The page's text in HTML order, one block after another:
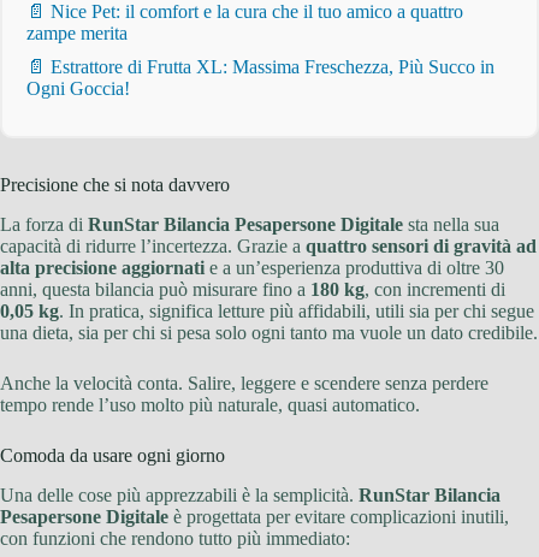
📄 Nice Pet: il comfort e la cura che il tuo amico a quattro
zampe merita
📄 Estrattore di Frutta XL: Massima Freschezza, Più Succo in
Ogni Goccia!
Precisione che si nota davvero
La forza di RunStar Bilancia Pesapersone Digitale sta nella sua
capacità di ridurre l’incertezza. Grazie a quattro sensori di gravità ad
alta precisione aggiornati e a un’esperienza produttiva di oltre 30
anni, questa bilancia può misurare fino a 180 kg, con incrementi di
0,05 kg. In pratica, significa letture più affidabili, utili sia per chi segue
una dieta, sia per chi si pesa solo ogni tanto ma vuole un dato credibile.
Anche la velocità conta. Salire, leggere e scendere senza perdere
tempo rende l’uso molto più naturale, quasi automatico.
Comoda da usare ogni giorno
Una delle cose più apprezzabili è la semplicità. RunStar Bilancia
Pesapersone Digitale è progettata per evitare complicazioni inutili,
con funzioni che rendono tutto più immediato: